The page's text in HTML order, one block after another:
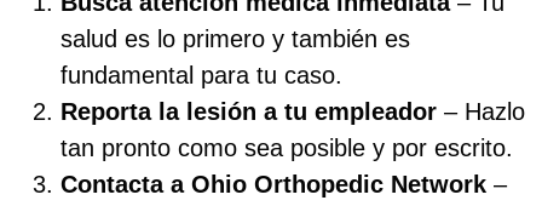
salud es lo primero y también es
fundamental para tu caso.
Reporta la lesión a tu empleador – Hazlo
tan pronto como sea posible y por escrito.
Contacta a Ohio Orthopedic Network –